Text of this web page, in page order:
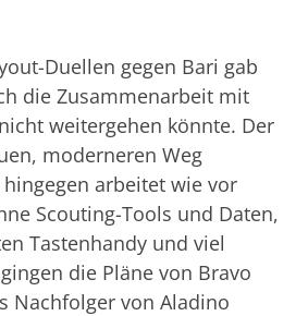
Duellen gegen Bari gab
die Zusammenarbeit mit
weitergehen könnte. Der
moderneren Weg
arbeitet wie vor
Scouting-Tools und Daten,
Tastenhandy und viel
die Pläne von Bravo
Nachfolger von Aladino